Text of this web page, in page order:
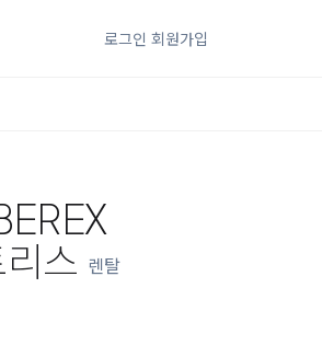
로그인 회원가입
스 렌탈